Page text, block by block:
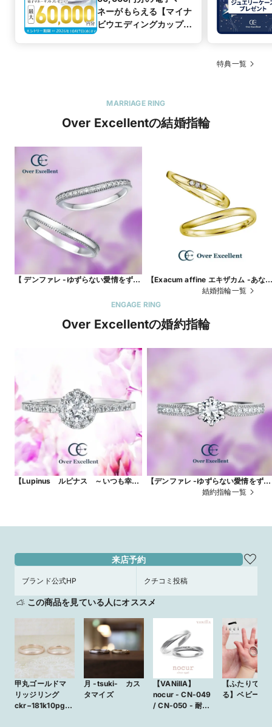
ネーがもらえる【マイナ
ビウエディングカップル
特典一覧
MARRIAGE RING
Over Excellentの結婚指輪
【 デンファレ -ゆずらない愛情をずっ
ライダルやアニバーサリーに最適
【Exacum affine エキザカム -あな
を愛します-】大切な人への贈り物に
ぴったりの花言葉を持つ、エキザカ
エットは、着け心地も抜群です。
結婚指輪一覧
ENGAGE RING
Over Excellentの婚約指輪
【Lupinus ルピナス ～いつも幸せ
【デンファレ -ゆずらない愛情をずっ
と-】「お似合いのふたり」という花
婚約指輪一覧
来店予約
ブランド公式HP クチコミ投稿
この商品を見ている人にオススメ
甲丸ゴールドマ
リッジリング
ckr−181k10pg+1
月 -tsuki- カス
タマイズ
【VANillA】
nocur - CN-049
/ CN-050 - 耐久
【ふたりでつ
る】ベビーリ